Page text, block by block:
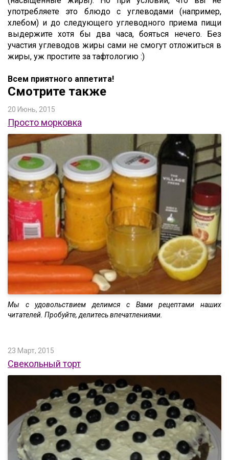
употребляете это блюдо с углеводами (например,
хлебом) и до следующего углеводного приема пищи
выдержите хотя бы два часа, бояться нечего. Без
участия углеводов жиры сами не смогут отложиться в
жиры, уж простите за тафтологию :)
Всем приятного аппетита!
Смотрите также
20 Июнь, 2015
Просто морковка
Мы с удовольствием делимся с Вами рецептами наших
читателей. Пробуйте, делитесь впечатлениями.
23 Март, 2015
Свекольный торт